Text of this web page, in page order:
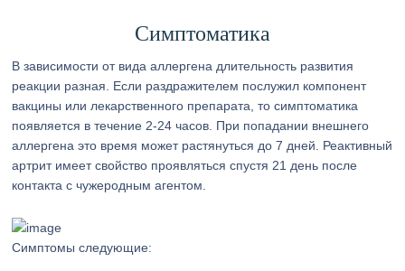
Симптоматика
В зависимости от вида аллергена длительность развития
реакции разная. Если раздражителем послужил компонент
вакцины или лекарственного препарата, то симптоматика
появляется в течение 2-24 часов. При попадании внешнего
аллергена это время может растянуться до 7 дней. Реактивный
артрит имеет свойство проявляться спустя 21 день после
контакта с чужеродным агентом.
Симптомы следующие: